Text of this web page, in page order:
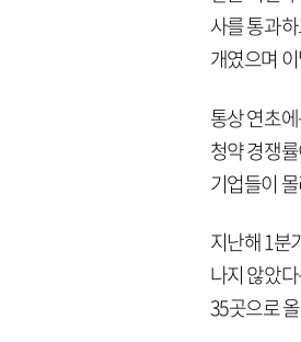
사를 통과
개였으며
통상 연초
청약 경쟁
기업들이
지난해 1분
나지 않았
35곳으로